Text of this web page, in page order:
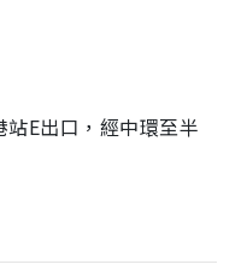
E出口，經中環至半